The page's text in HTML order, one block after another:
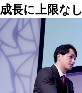
成長に上限なし